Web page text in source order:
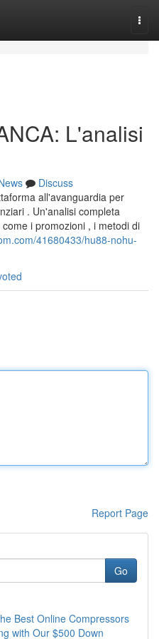
L'analisi
Discuss
all'avanguardia per
. Un'analisi completa
i promozioni , i metodi di
41680433/hu88-nohu-
Report Page
Go
Best Online Compressors
with Our $500 Down